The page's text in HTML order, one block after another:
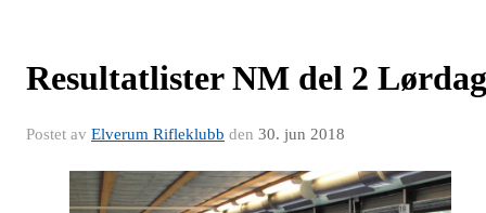
Resultatlister NM del 2 Lørdag
Postet av Elverum Rifleklubb den 30. jun 2018